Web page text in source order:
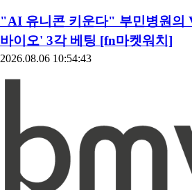
"AI 유니콘 키운다" 부민병원의
바이오' 3각 베팅 [fn마켓워치]
2026.08.06 10:54:43